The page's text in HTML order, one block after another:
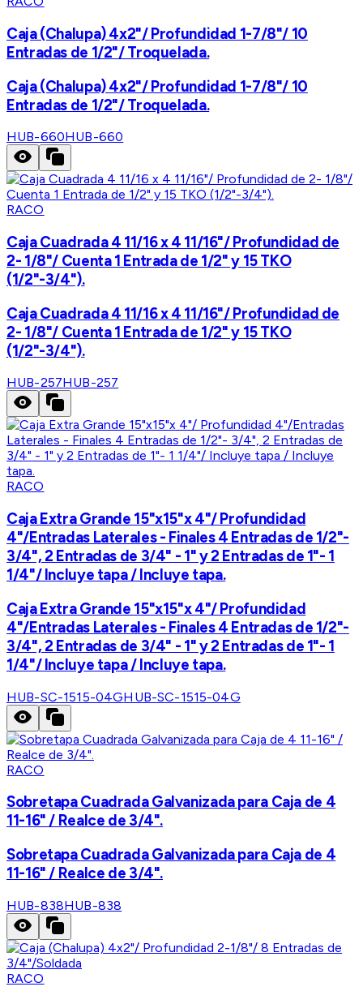
Caja (Chalupa) 4x2"/ Profundidad 1-7/8"/ 10
Entradas de 1/2"/ Troquelada.
Caja (Chalupa) 4x2"/ Profundidad 1-7/8"/ 10
Entradas de 1/2"/ Troquelada.
HUB-660HUB-660
RACO
Caja Cuadrada 4 11/16 x 4 11/16"/ Profundidad de
2- 1/8"/ Cuenta 1 Entrada de 1/2" y 15 TKO
(1/2"-3/4").
Caja Cuadrada 4 11/16 x 4 11/16"/ Profundidad de
2- 1/8"/ Cuenta 1 Entrada de 1/2" y 15 TKO
(1/2"-3/4").
HUB-257HUB-257
RACO
Caja Extra Grande 15"x15"x 4"/ Profundidad
4"/Entradas Laterales - Finales 4 Entradas de 1/2"-
3/4", 2 Entradas de 3/4" - 1" y 2 Entradas de 1"- 1
1/4"/ Incluye tapa / Incluye tapa.
Caja Extra Grande 15"x15"x 4"/ Profundidad
4"/Entradas Laterales - Finales 4 Entradas de 1/2"-
3/4", 2 Entradas de 3/4" - 1" y 2 Entradas de 1"- 1
1/4"/ Incluye tapa / Incluye tapa.
HUB-SC-1515-04GHUB-SC-1515-04G
RACO
Sobretapa Cuadrada Galvanizada para Caja de 4
11-16" / Realce de 3/4".
Sobretapa Cuadrada Galvanizada para Caja de 4
11-16" / Realce de 3/4".
HUB-838HUB-838
RACO